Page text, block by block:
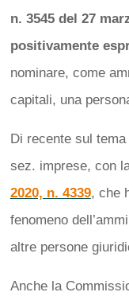
n. 3545 del 27
positivamente
nominare, come
capitali, una
Di recente sul
sez. imprese, con
2020, n. 4339, che
fenomeno
altre persone
Anche la